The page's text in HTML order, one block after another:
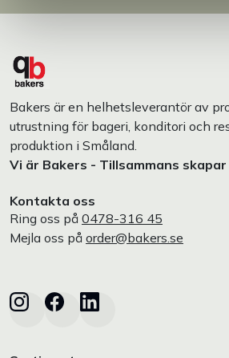
Bakers är en helhetsleverantör av
utrustning för bageri, konditori och
produktion i Småland.
Vi är Bakers - Tillsammans
Kontakta oss
Ring oss på 0478-316 45
Mejla oss på order@bakers.se